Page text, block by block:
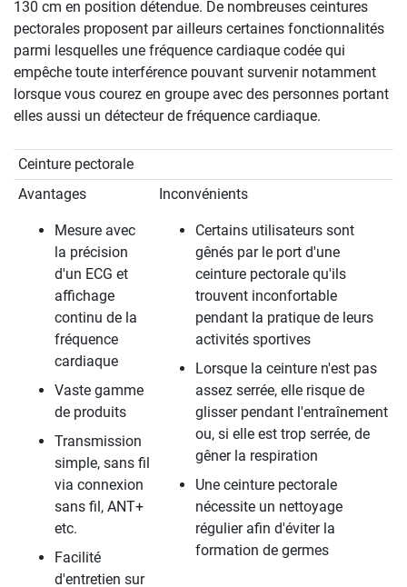
130 cm en position détendue. De nombreuses ceintures
pectorales proposent par ailleurs certaines fonctionnalités
parmi lesquelles une fréquence cardiaque codée qui
empêche toute interférence pouvant survenir notamment
lorsque vous courez en groupe avec des personnes portant
elles aussi un détecteur de fréquence cardiaque.
Ceinture pectorale
Avantages
Mesure avec
la précision
d'un ECG et
affichage
continu de la
fréquence
cardiaque
Vaste gamme
de produits
Transmission
simple, sans fil
via connexion
sans fil, ANT+
etc.
Facilité
d'entretien sur
Inconvénients
Certains utilisateurs sont
gênés par le port d'une
ceinture pectorale qu'ils
trouvent inconfortable
pendant la pratique de leurs
activités sportives
Lorsque la ceinture n'est pas
assez serrée, elle risque de
glisser pendant l'entraînement
ou, si elle est trop serrée, de
gêner la respiration
Une ceinture pectorale
nécessite un nettoyage
régulier afin d'éviter la
formation de germes